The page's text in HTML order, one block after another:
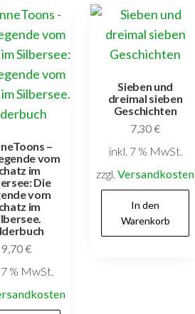
–
vom
im
Die
vom
im
9,70€
% MwSt.
Sieben und
dreimal sieben
Geschichten
7,30€
inkl. 7 % MwSt.
zzgl.Versandkosten
In den
Warenkorb